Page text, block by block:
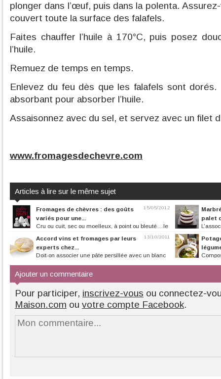
plonger dans l’œuf, puis dans la polenta.
couvert toute la surface des falafels.
Faites chauffer l’huile à 170°C, puis posez
l’huile.
Remuez de temps en temps.
Enlevez du feu dès que les falafels sont
absorbant pour absorber l’huile.
Assaisonnez avec du sel, et servez avec un filet
www.fromagesdechevre.com
Articles à lire sur le même sujet
15/05/2012
Fromages de chèvres : des goûts
variés pour une...
Cru ou cuit, sec ou moelleux, à point ou bleuté…le
palet
parfois à donner
13/10/2011
Accord vins et fromages par leurs
experts chez...
Doit-on associer une pâte persillée avec un blanc
Ajouter un commentaire
Pour participer, inscrivez-vous ou connectez-
Maison.com ou votre compte Facebook.